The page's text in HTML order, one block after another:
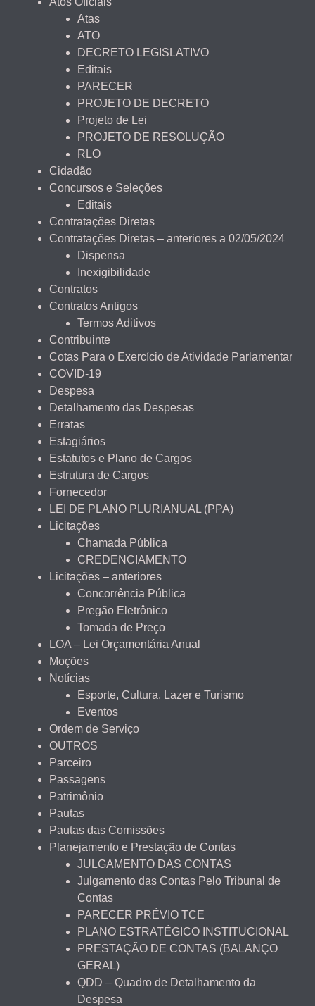
Atas
ATO
DECRETO LEGISLATIVO
Editais
PARECER
PROJETO DE DECRETO
Projeto de Lei
PROJETO DE RESOLUÇÃO
RLO
Cidadão
Concursos e Seleções
Editais
Contratações Diretas
Contratações Diretas – anteriores a 02/05/2024
Dispensa
Inexigibilidade
Contratos
Contratos Antigos
Termos Aditivos
Contribuinte
Cotas Para o Exercício de Atividade Parlamentar
COVID-19
Despesa
Detalhamento das Despesas
Erratas
Estagiários
Estatutos e Plano de Cargos
Estrutura de Cargos
Fornecedor
LEI DE PLANO PLURIANUAL (PPA)
Licitações
Chamada Pública
CREDENCIAMENTO
Licitações – anteriores
Concorrência Pública
Pregão Eletrônico
Tomada de Preço
LOA – Lei Orçamentária Anual
Moções
Notícias
Esporte, Cultura, Lazer e Turismo
Eventos
Ordem de Serviço
OUTROS
Parceiro
Passagens
Patrimônio
Pautas
Pautas das Comissões
Planejamento e Prestação de Contas
JULGAMENTO DAS CONTAS
Julgamento das Contas Pelo Tribunal de
Contas
PARECER PRÉVIO TCE
PLANO ESTRATÉGICO INSTITUCIONAL
PRESTAÇÃO DE CONTAS (BALANÇO
GERAL)
QDD – Quadro de Detalhamento da
Despesa